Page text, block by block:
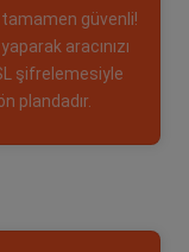
güvenli!
aracınızı
şifrelemesiyle
plandadır.